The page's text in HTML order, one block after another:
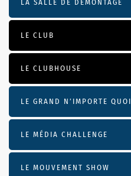
LA SALLE DE DÉMONTAGE
LE CLUB
LE CLUBHOUSE
LE GRAND N’IMPORTE QUOI
LE MÉDIA CHALLENGE
LE MOUVEMENT SHOW